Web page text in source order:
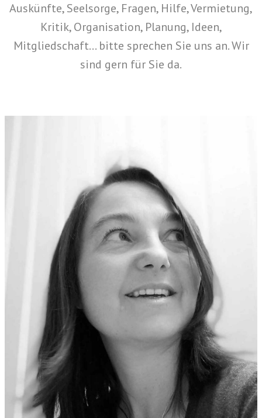
Auskünfte, Seelsorge, Fragen, Hilfe, Vermietung,
Kritik, Organisation, Planung, Ideen,
Mitgliedschaft… bitte sprechen Sie uns an. Wir
sind gern für Sie da.